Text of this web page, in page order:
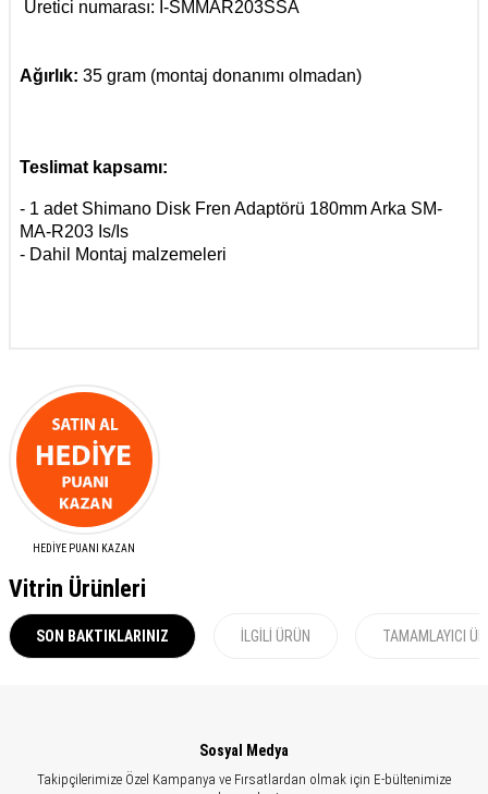
Üretici numarası: I-SMMAR203SSA
Ağırlık: 35 gram (montaj donanımı olmadan)
Teslimat kapsamı:
- 1 adet Shimano Disk Fren Adaptörü 180mm Arka SM-
MA-R203 Is/Is
- Dahil Montaj malzemeleri
HEDİYE PUANI KAZAN
Vitrin Ürünleri
SON BAKTIKLARINIZ İLGILI ÜRÜN TAMAMLAYICI
Sosyal Medya
Takipçilerimize Özel Kampanya ve Fırsatlardan olmak için E-bültenimize